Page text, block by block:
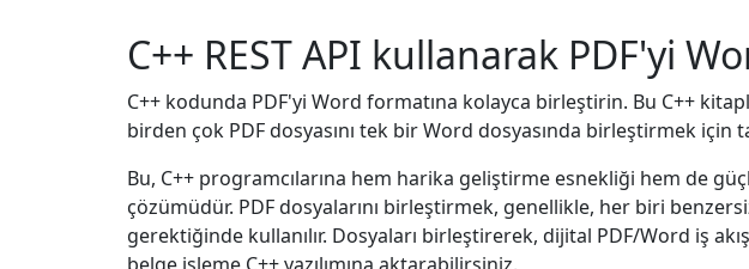
C++ REST API kullanarak PDF'yi
C++ kodunda PDF'yi Word formatına kolayca birleştirin. Bu C++
birden çok PDF dosyasını tek bir Word dosyasında birleştirmek için
Bu, C++ programcılarına hem harika geliştirme esnekliği hem de
çözümüdür. PDF dosyalarını birleştirmek, genellikle, her biri
gerektiğinde kullanılır. Dosyaları birleştirerek, dijital PDF/Word iş